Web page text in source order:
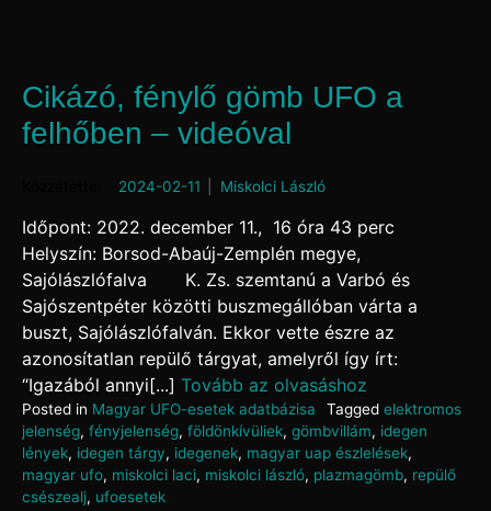
Cikázó, fénylő gömb UFO a
felhőben – videóval
2024-02-11by Miskolci László
Időpont: 2022. december 11., 16 óra 43 perc
Helyszín: Borsod-Abaúj-Zemplén megye,
Sajólászlófalva K. Zs. szemtanú a Varbó és
Sajószentpéter közötti buszmegállóban várta a
buszt, Sajólászlófalván. Ekkor vette észre az
azonosítatlan repülő tárgyat, amelyről így írt:
“Igazából annyi[...] Tovább az olvasáshoz
Posted in Magyar UFO-esetek adatbázisa Tagged elektromos
jelenség, fényjelenség, földönkívüliek, gömbvillám, idegen
lények, idegen tárgy, idegenek, magyar uap észlelések,
magyar ufo, miskolci laci, miskolci lászló, plazmagömb, repülő
csészealj, ufoesetek